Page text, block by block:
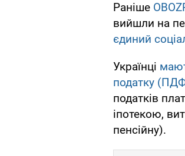
Раніше
вийшли на
єдиний
Українці
податку
податків
іпотекою,
пенсійну).